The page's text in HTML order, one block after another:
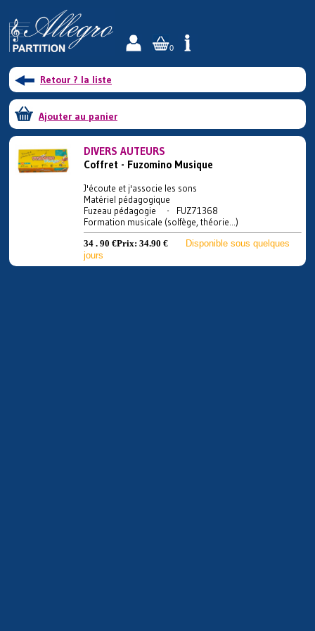
0
Retour ? la liste
Ajouter au panier
DIVERS AUTEURS
Coffret - Fuzomino Musique
J'écoute et j'associe les sons
Matériel pédagogique
Fuzeau pédagogie - FUZ71368
Formation musicale (solfège, théorie...)
34 . 90 €Prix: 34.90 €
Disponible sous quelques
jours